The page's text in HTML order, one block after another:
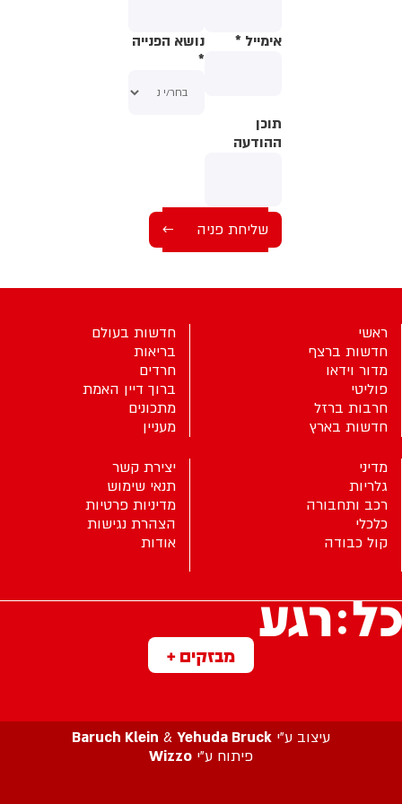
אימייל *
נושא הפנייה
*
תוכן
ההודעה
מבזקים +
ראשי
חדשות ברצף
מדור וידאו
פוליטי
חרבות ברזל
חדשות בארץ
חדשות בעולם
בריאות
חרדים
ברוך דיין האמת
מתכונים
מעניין
מדיני
גלריות
רכב ותחבורה
כלכלי
קול כבודה
יצירת קשר
תנאי שימוש
מדיניות פרטיות
הצהרת נגישות
אודות
עיצוב ע”י Baruch Klein & Yehuda Bruck
פיתוח ע”י Wizzo